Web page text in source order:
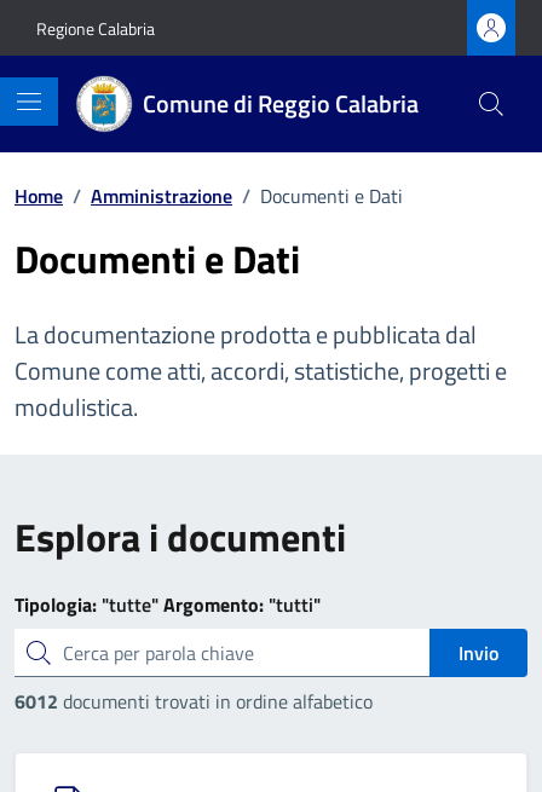
Regione Calabria
Comune di Reggio Calabria
Home / Amministrazione / Documenti e Dati
Documenti e Dati
La documentazione prodotta e pubblicata dal
Comune come atti, accordi, statistiche, progetti e
modulistica.
Esplora i documenti
Tipologia: "tutte"Argomento: "tutti"
cerca
Invio
6012 documenti trovati in ordine alfabetico